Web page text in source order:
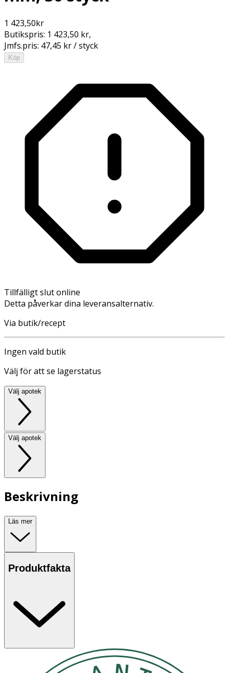
1 423,50kr
Butikspris: 1 423,50 kr,
Jmfs.pris: 47,45 kr / styck
Köp
Tillfälligt slut online
Detta påverkar dina leveransalternativ.
Via butik/recept
Ingen vald butik
Välj för att se lagerstatus
Välj apotek
Välj apotek
Beskrivning
Läs mer
Produktfakta